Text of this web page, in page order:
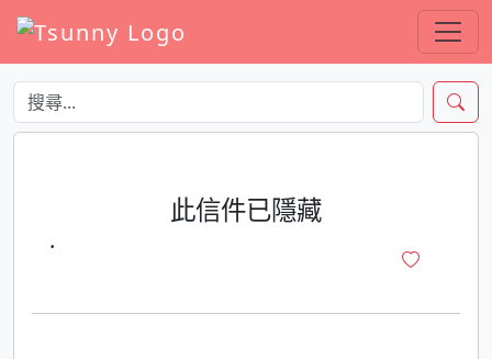
此信件已隱藏
·